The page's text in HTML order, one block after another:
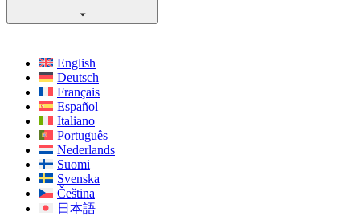
English
Deutsch
Français
Español
Italiano
Português
Nederlands
Suomi
Svenska
Čeština
日本語